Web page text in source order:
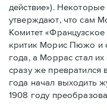
действие»).
утверждают, что сам
Комитет
критик Морис Пюжо и
года, а Моррас стал
сразу же превратился
года начал выходить
1908 году